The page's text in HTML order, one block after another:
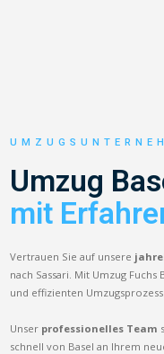
Umzug
mit
Vertrauen Sie auf unsere
nach Sassari. Mit Umzug
und effizienten Umzugsprozess.
Unser professionelles Team
schnell von Basel an Ihrem